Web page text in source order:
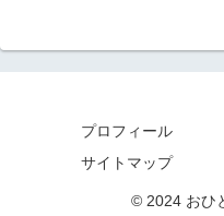
プロフィール
サイトマップ
© 2024 おひ